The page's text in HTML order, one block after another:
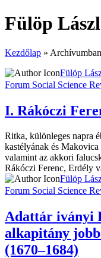
Fülöp
Kezdőlap »
Fülöp
Forum Social Science
I. Rákóczi
Ritka, különleges napra
kastélyának és
valamint az akkori
Rákóczi Ferenc, Erdély
Fülöp
Forum Social Science
Adattár iványi
alkapitány
(1670–1684)